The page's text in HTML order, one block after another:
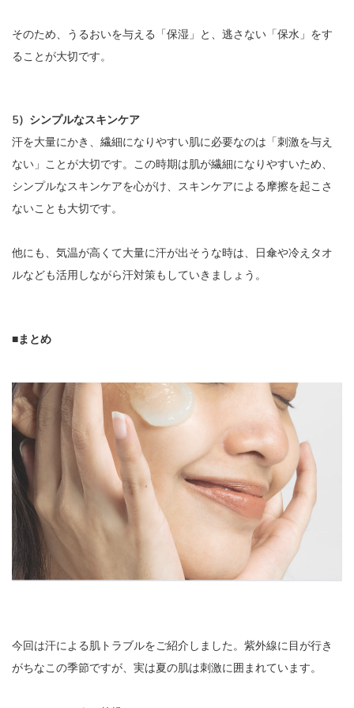
そのため、うるおいを与える「保湿」と、逃さない「保水」をす
ることが大切です。
5）シンプルなスキンケア
汗を大量にかき、繊細になりやすい肌に必要なのは「刺激を与え
ない」ことが大切です。この時期は肌が繊細になりやすいため、
シンプルなスキンケアを心がけ、スキンケアによる摩擦を起こさ
ないことも大切です。
他にも、気温が高くて大量に汗が出そうな時は、日傘や冷えタオ
ルなども活用しながら汗対策もしていきましょう。
■まとめ
今回は汗による肌トラブルをご紹介しました。紫外線に目が行き
がちなこの季節ですが、実は夏の肌は刺激に囲まれています。